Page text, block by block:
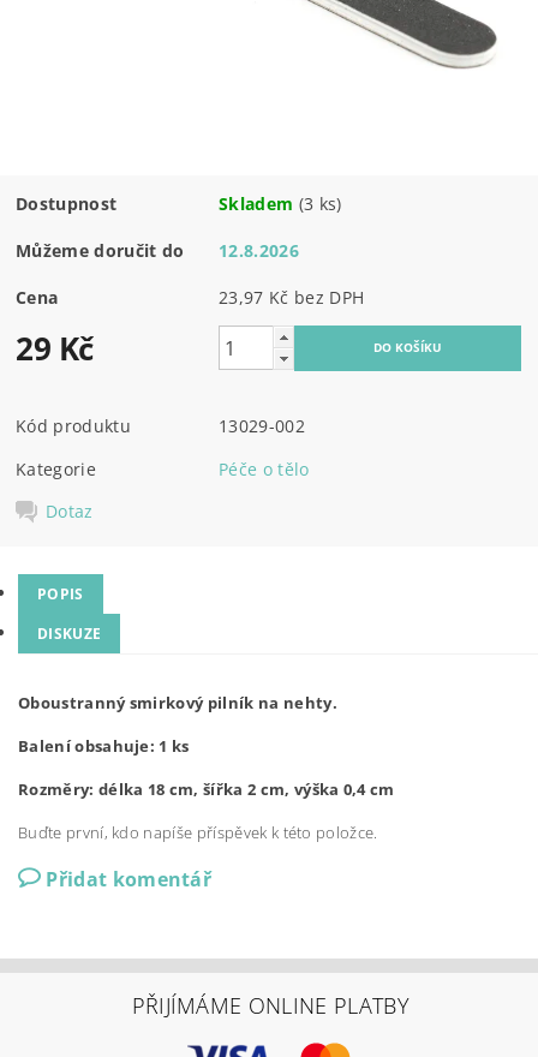
Dostupnost Skladem (3 ks)
Můžeme doručit do 12.8.2026
Cena 23,97 Kč bez DPH
29 Kč
Kód produktu
13029-002
Kategorie
Péče o tělo
Dotaz
POPIS
DISKUZE
Oboustranný smirkový pilník na nehty.
Balení obsahuje: 1 ks
Rozměry: délka 18 cm, šířka 2 cm, výška 0,4 cm
Buďte první, kdo napíše příspěvek k této položce.
Přidat komentář
PŘIJÍMÁME ONLINE PLATBY